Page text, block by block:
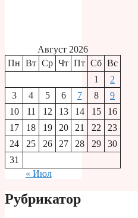
Август 2026
Пн Вт Ср Чт Пт Сб Вс
1
2
3
4 5 6 7 8
9
10
11 12 13 14 15
16
17
18 19 20 21 22
23
24
25 26 27 28 29
30
31
« Июл
Рубрикатор